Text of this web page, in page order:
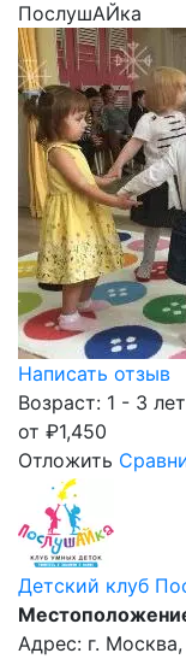
ПослушАЙка
Написать отзыв
Возраст: 1 - 3 лет
от ₽1,450
Отложить
Детский клуб
Адрес: г.